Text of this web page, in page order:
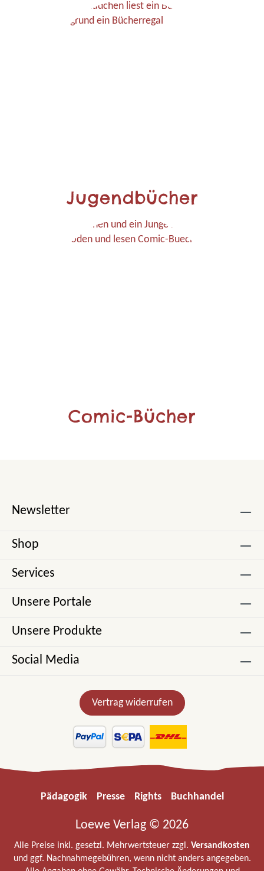
Jugendbücher
Comic-Bücher
Newsletter
Shop
Services
Unsere Portale
Unsere Produkte
Social Media
Vertrag widerrufen
Pädagogik Presse Rights Buchhandel
Loewe Verlag © 2026
Alle Preise inkl. gesetzl. Mehrwertsteuer zzgl. Versandkosten
und ggf. Nachnahmegebühren, wenn nicht anders angegeben.